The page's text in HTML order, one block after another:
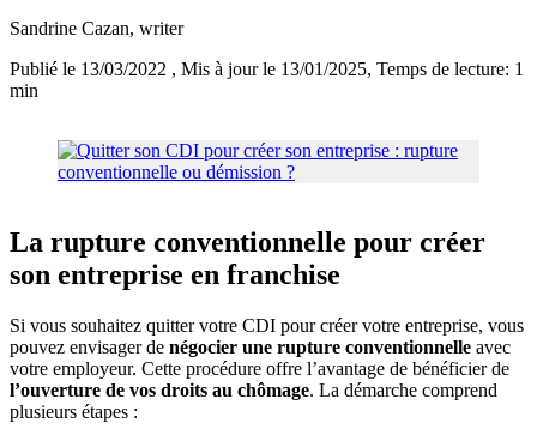
Sandrine Cazan, writer
Publié le 13/03/2022 , Mis à jour le 13/01/2025, Temps de lecture: 1
min
La rupture conventionnelle pour créer
son entreprise en franchise
Si vous souhaitez quitter votre CDI pour créer votre entreprise, vous
pouvez envisager de négocier une rupture conventionnelle avec
votre employeur. Cette procédure offre l’avantage de bénéficier de
l’ouverture de vos droits au chômage. La démarche comprend
plusieurs étapes :